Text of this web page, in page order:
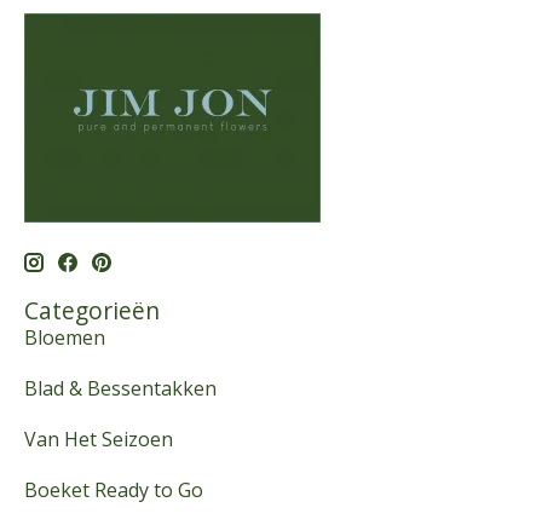
Categorieën
Bloemen
Blad & Bessentakken
Van Het Seizoen
Boeket Ready to Go